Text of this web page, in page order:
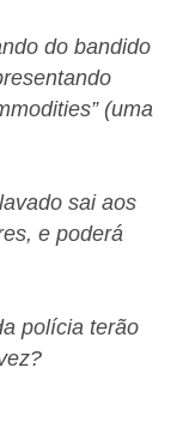
do bandido
(uma
sai aos
e poderá
polícia terão